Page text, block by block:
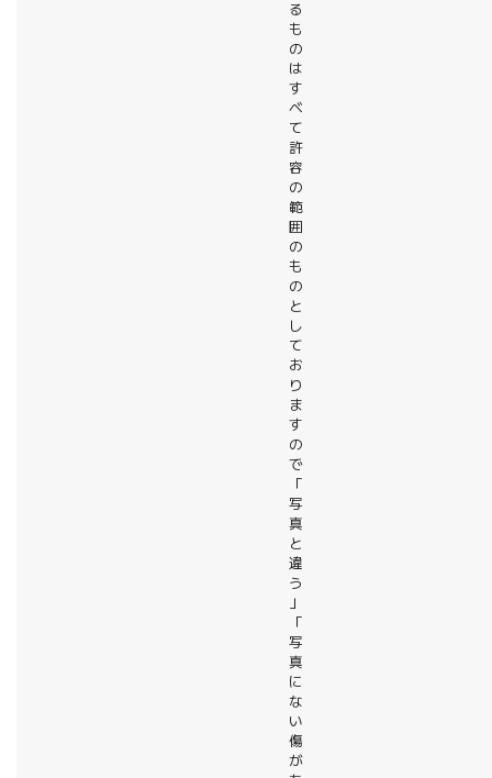
る
も
の
は
す
べ
て
許
容
の
範
囲
の
も
の
と
し
て
お
り
ま
す
の
で
「
写
真
と
違
う
」
「
写
真
に
な
い
傷
が